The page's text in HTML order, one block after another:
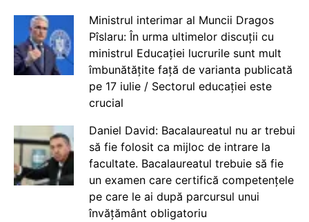
Ministrul interimar al Muncii Dragos
Pîslaru: În urma ultimelor discuții cu
ministrul Educației lucrurile sunt mult
îmbunătățite față de varianta publicată
pe 17 iulie / Sectorul educației este
crucial
Daniel David: Bacalaureatul nu ar trebui
să fie folosit ca mijloc de intrare la
facultate. Bacalaureatul trebuie să fie
un examen care certifică competențele
pe care le ai după parcursul unui
învățământ obligatoriu